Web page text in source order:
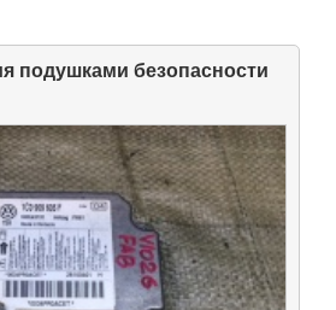
подушками безопасности